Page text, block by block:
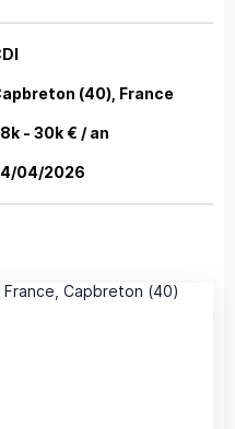
(40), France
- 30k € / an
04/2026